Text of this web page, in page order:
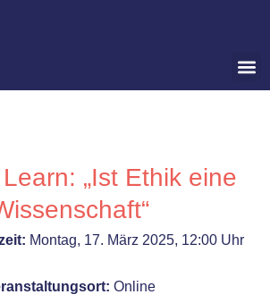
„Ist Ethik eine
Montag, 17. März 2025, 12:00 Uhr
Online